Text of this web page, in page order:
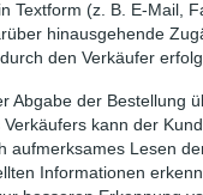
Textform (z. B. E-Mail,
hinausgehende
den Verkäufer
Abgabe der Bestellung
kann der
aufmerksames Lesen
Informationen